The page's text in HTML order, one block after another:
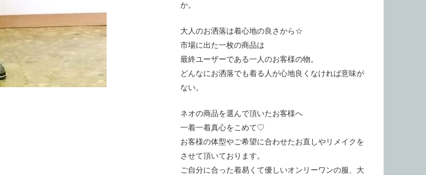
か。
大人のお洒落は着心地の良さから☆
市場に出た一枚の商品は
最終ユーザーである一人のお客様の物。
どんなにお洒落でも着る人が心地良くなければ意味が
ない。
ネオの商品を選んで頂いたお客様へ
一着一着真心をこめて♡
お客様の体型やご希望に合わせたお直しやリメイクを
させて頂いております。
ご自分に合った着易くて優しいオンリーワンの服、大